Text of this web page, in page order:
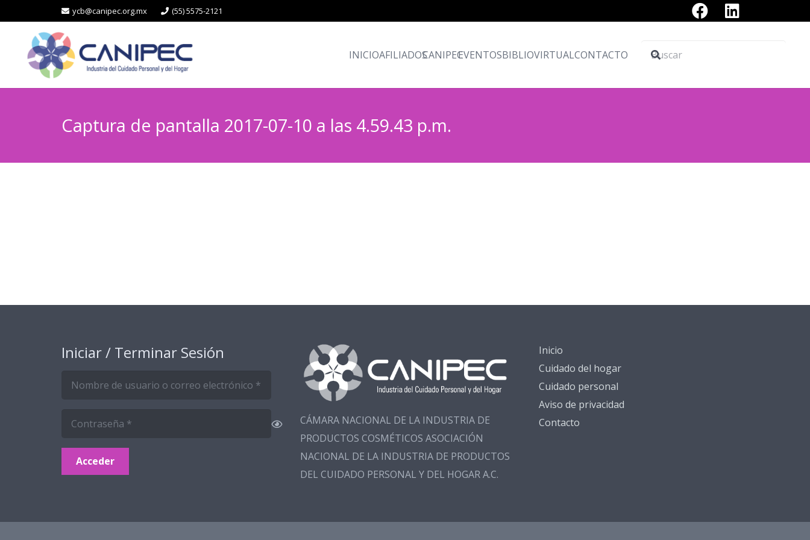
ycb@canipec.org.mx (55) 5575-2121
INICIOAFILIADOSCANIPECEVENTOSBIBLIOVIRTUALCONTACTO
Captura de pantalla 2017-07-10 a las 4.59.43 p.m.
Iniciar / Terminar Sesión
Acceder
CÁMARA NACIONAL DE LA INDUSTRIA DE
PRODUCTOS COSMÉTICOS ASOCIACIÓN
NACIONAL DE LA INDUSTRIA DE PRODUCTOS
DEL CUIDADO PERSONAL Y DEL HOGAR A.C.
Inicio
Cuidado del hogar
Cuidado personal
Aviso de privacidad
Contacto